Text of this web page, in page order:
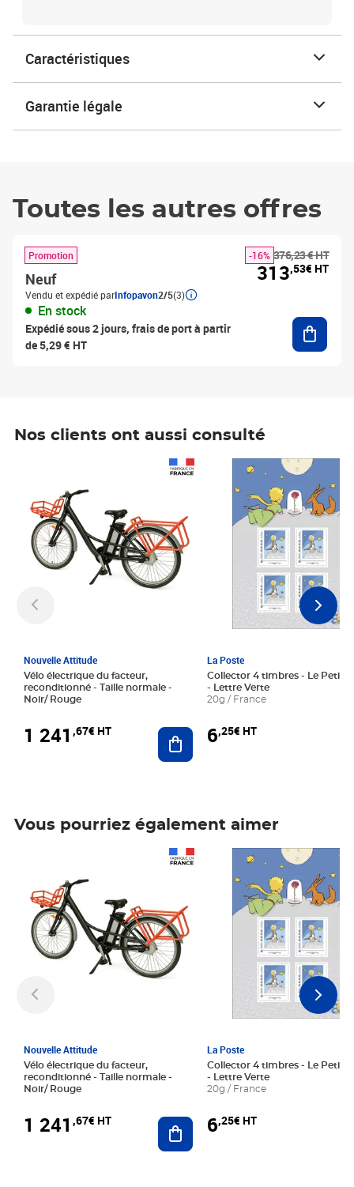
Caractéristiques
Garantie légale
Toutes les autres offres
Promotion
Neuf
Vendu et expédié parInfopavon2/5(3)
En stock
Expédié sous 2 jours, frais de port à partir
de 5,29 € HT
376,23 € HT
-16%
313,53€ HT
Nos clients ont aussi consulté
Nouvelle Attitude
Vélo électrique du facteur,
reconditionné - Taille normale -
Noir/ Rouge
1 241 ,67€ HT Ajouter au panier
La Poste
Collector 4 timbres - Le Petit
- Lettre Verte
20g / France
6,25€ HT
Prix 6,25€ HT
Vous pourriez également aimer
Nouvelle Attitude
Vélo électrique du facteur,
reconditionné - Taille normale -
Noir/ Rouge
1 241 ,67€ HT Ajouter au panier
La Poste
Collector 4 timbres - Le Petit
- Lettre Verte
20g / France
6,25€ HT
Prix 6,25€ HT